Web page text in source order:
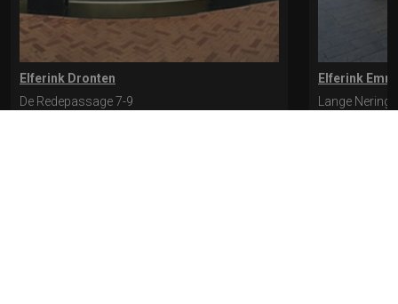
Elferink Dronten
De Redepassage 7-9
Elferink
Lange Nering